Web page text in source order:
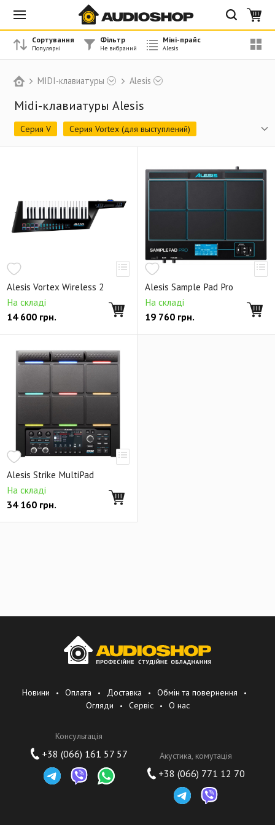
MIDI-клавиатуры Alesis
Midi-клавиатуры Alesis
Серия V
Серия Vortex (для выступлений)
Alesis Vortex Wireless 2
На складі
14 600 грн.
Alesis Sample Pad Pro
На складі
19 760 грн.
Alesis Strike MultiPad
На складі
34 160 грн.
Сортування Фільтр Міні-прайс
Новини Оплата Доставка
Обмін та повернення
Огляди
Сервіс О нас
Консультація
+38 (066) 161 57 57 Акустика, комутація
+38 (066) 771 12 70